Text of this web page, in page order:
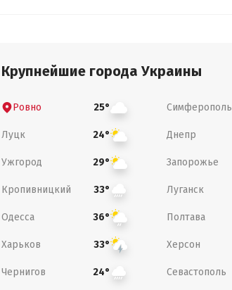
Крупнейшие города Украины
Ровно 25° Симферополь
Луцк 24° Днепр
Ужгород 29° Запорожье
Кропивницкий 33° Луганск
Одесса 36° Полтава
Харьков 33° Херсон
Чернигов 24° Севастополь